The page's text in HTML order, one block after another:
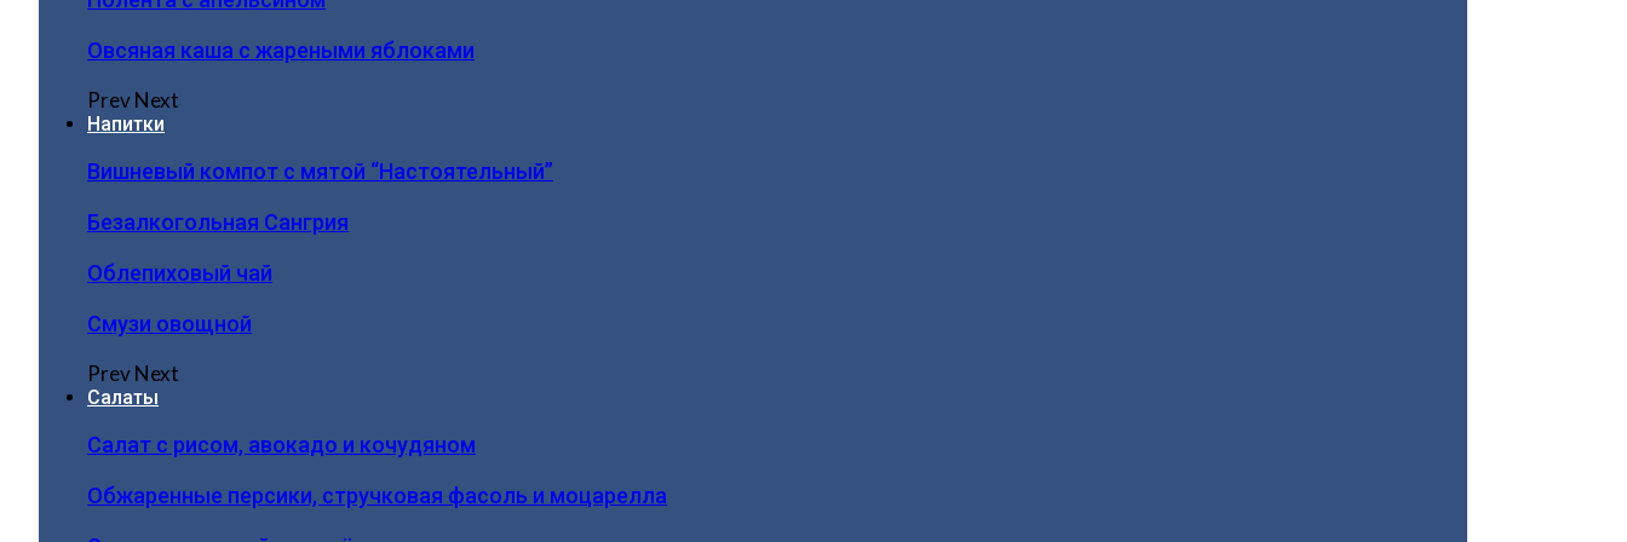
Овсяная каша с жареными яблоками
PrevNext
Напитки
Вишневый компот с мятой “Настоятельный”
Безалкогольная Сангрия
Облепиховый чай
Смузи овощной
PrevNext
Салаты
Салат с рисом, авокадо и кочудяном
Обжаренные персики, стручковая фасоль и моцарелла